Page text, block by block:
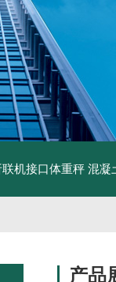
机接口体重秤 混凝
产品